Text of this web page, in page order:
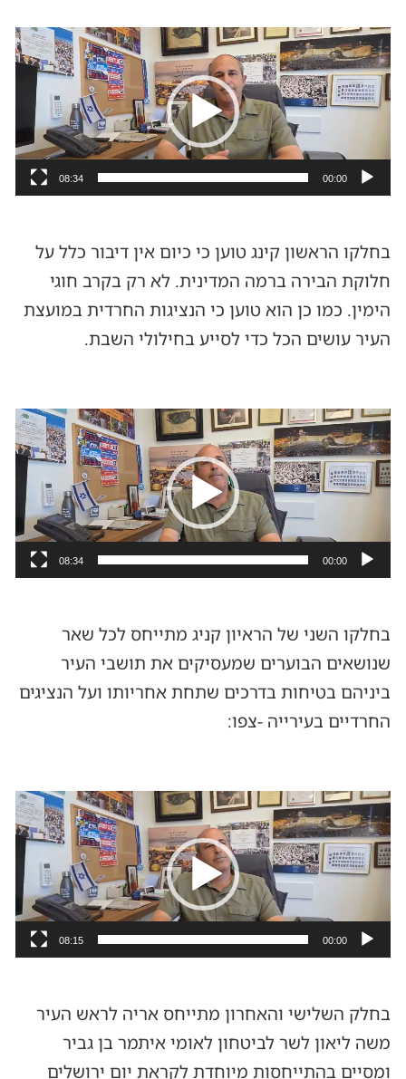
נגן
וידאו
00:00
08:34
בחלקו הראשון קינג טוען כי כיום אין דיבור כלל על
חלוקת הבירה ברמה המדינית. לא רק בקרב חוגי
הימין. כמו כן הוא טוען כי הנציגות החרדית במועצת
העיר עושים הכל כדי לסייע בחילולי השבת.
נגן
וידאו
00:00
08:34
בחלקו השני של הראיון קניג מתייחס לכל שאר
שנושאים הבוערים שמעסיקים את תושבי העיר
ביניהם בטיחות בדרכים שתחת אחריותו ועל הנציגים
החרדיים בעירייה -צפו:
נגן
וידאו
00:00
08:15
בחלק השלישי והאחרון מתייחס אריה לראש העיר
משה ליאון לשר לביטחון לאומי איתמר בן גביר
ומסיים בהתייחסות מיוחדת לקראת יום ירושלים